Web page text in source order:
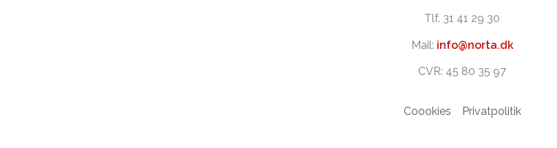
Tlf. 31 41 29 30
Mail: info@norta.dk
CVR: 45 80 35 97
Coookies Privatpolitik